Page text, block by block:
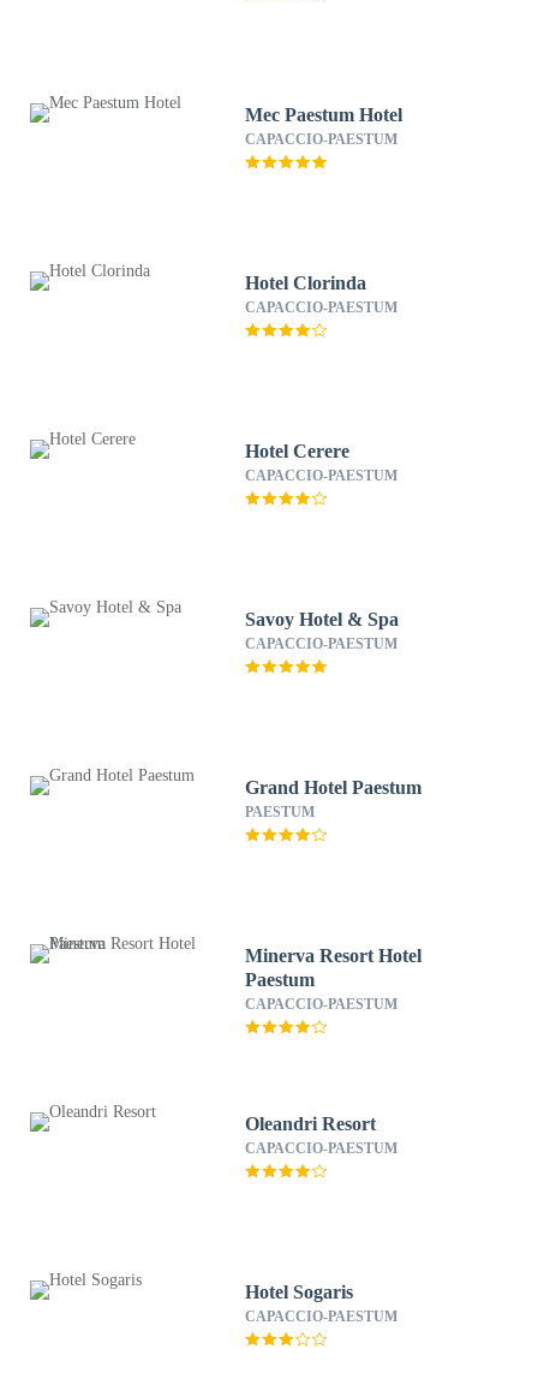
Mec Paestum Hotel
CAPACCIO-PAESTUM
Hotel Clorinda
CAPACCIO-PAESTUM
Hotel Cerere
CAPACCIO-PAESTUM
Savoy Hotel & Spa
CAPACCIO-PAESTUM
Grand Hotel Paestum
PAESTUM
Minerva Resort Hotel
Paestum
CAPACCIO-PAESTUM
Oleandri Resort
CAPACCIO-PAESTUM
Hotel Sogaris
CAPACCIO-PAESTUM